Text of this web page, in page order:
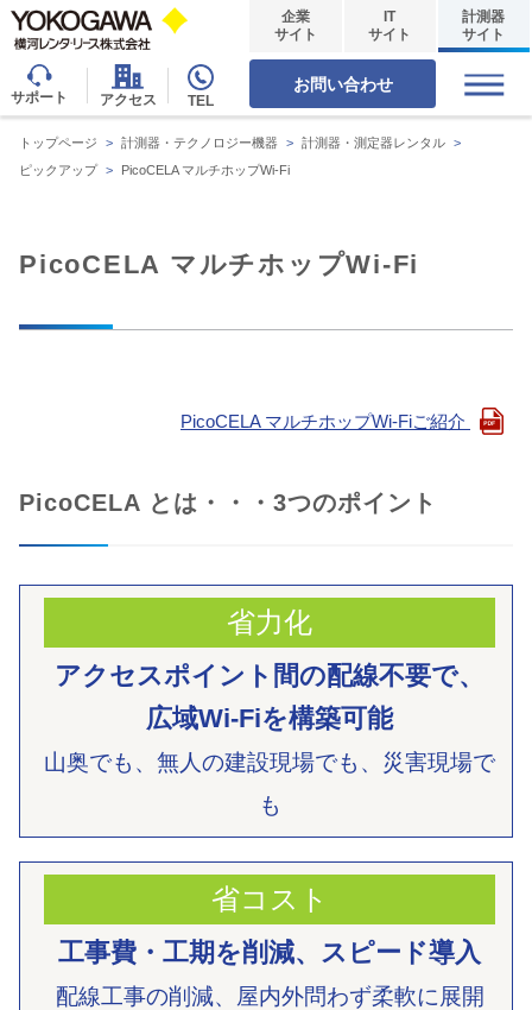
サポート アクセス TEL
企業
サイト
IT
サイト
計測器
サイト
お問い合わせ
トップページ > 計測器・テクノロジー機器 > 計測器・測定器レンタル >
ピックアップ > PicoCELA マルチホップWi-Fi
PicoCELA マルチホップWi-Fi
PicoCELA マルチホップWi-Fiご紹介
PicoCELA とは・・・3つのポイント
省力化
アクセスポイント間の配線不要で、
広域Wi-Fiを構築可能
山奥でも、無人の建設現場でも、 災害現場で
も
省コスト
工事費・工期を削減、 スピード導入
配線工事の削減、 屋内外問わず柔軟に展開